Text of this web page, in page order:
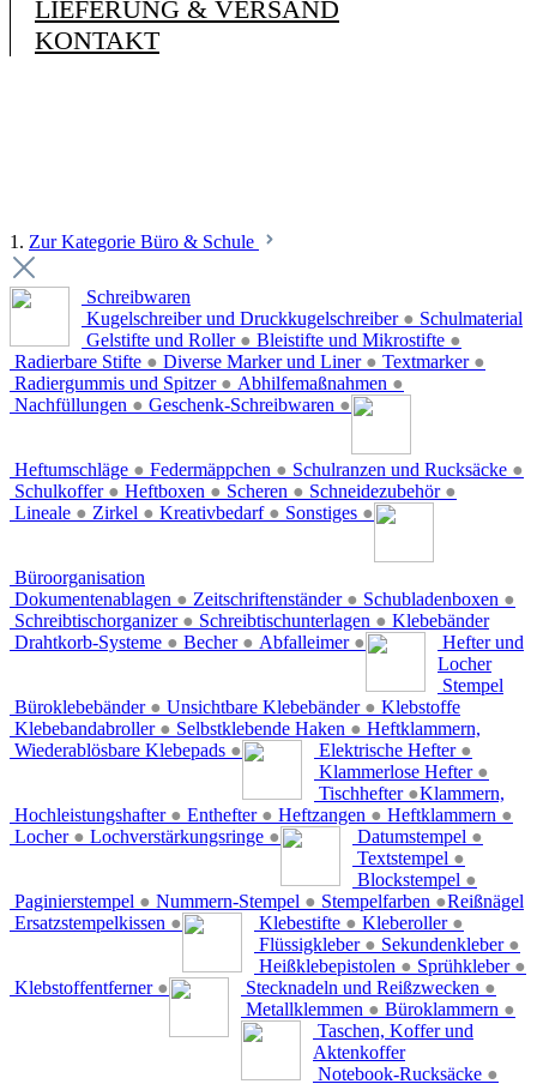
LIEFERUNG & VERSAND
KONTAKT
1. Zur Kategorie Büro & Schule
Schreibwaren
Kugelschreiber und Druckkugelschreiber ●
Gelstifte und Roller ● Bleistifte und Mikrostifte ●
Radierbare Stifte ● Diverse Marker und Liner ● Textmarker ●
Radiergummis und Spitzer ● Abhilfemaßnahmen ●
Nachfüllungen ● Geschenk-Schreibwaren ●
Schulmaterial
Heftumschläge ● Federmäppchen ● Schulranzen und Rucksäcke ●
Schulkoffer ● Heftboxen ● Scheren ● Schneidezubehör ●
Lineale ● Zirkel ● Kreativbedarf ● Sonstiges ●
Büroorganisation
Dokumentenablagen ● Zeitschriftenständer ● Schubladenboxen ●
Schreibtischorganizer ● Schreibtischunterlagen ●
Drahtkorb-Systeme ● Becher ● Abfalleimer ●
Klebebänder
Büroklebebänder ● Unsichtbare Klebebänder ●
Klebebandabroller ● Selbstklebende Haken ●
Wiederablösbare Klebepads ●
Hefter und
Locher
Elektrische Hefter ●
Klammerlose Hefter ●
Tischhefter ●
Hochleistungshafter ● Enthefter ● Heftzangen ● Heftklammern ●
Locher ● Lochverstärkungsringe ●
Stempel
Datumstempel ●
Textstempel ●
Blockstempel ●
Paginierstempel ● Nummern-Stempel ● Stempelfarben ●
Ersatzstempelkissen ●
Klebstoffe
Klebestifte ● Kleberoller ●
Flüssigkleber ● Sekundenkleber ●
Heißklebepistolen ● Sprühkleber ●
Klebstoffentferner ●
Heftklammern,
Klammern,
Reißnägel
Stecknadeln und Reißzwecken ●
Metallklemmen ● Büroklammern ●
Taschen, Koffer und
Aktenkoffer
Notebook-Rucksäcke ●